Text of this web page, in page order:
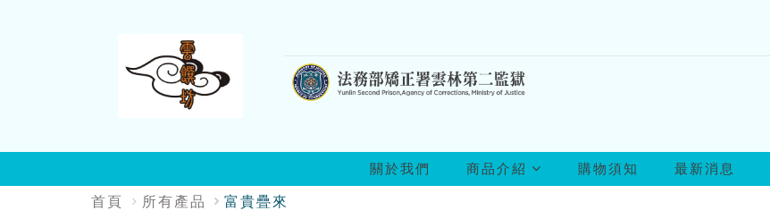
關於我們 商品介紹 購物須知 最新消息
:::
首頁 所有產品 富貴疊來